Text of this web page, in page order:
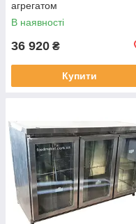
агрегатом
В наявності
36 920 ₴
Купити